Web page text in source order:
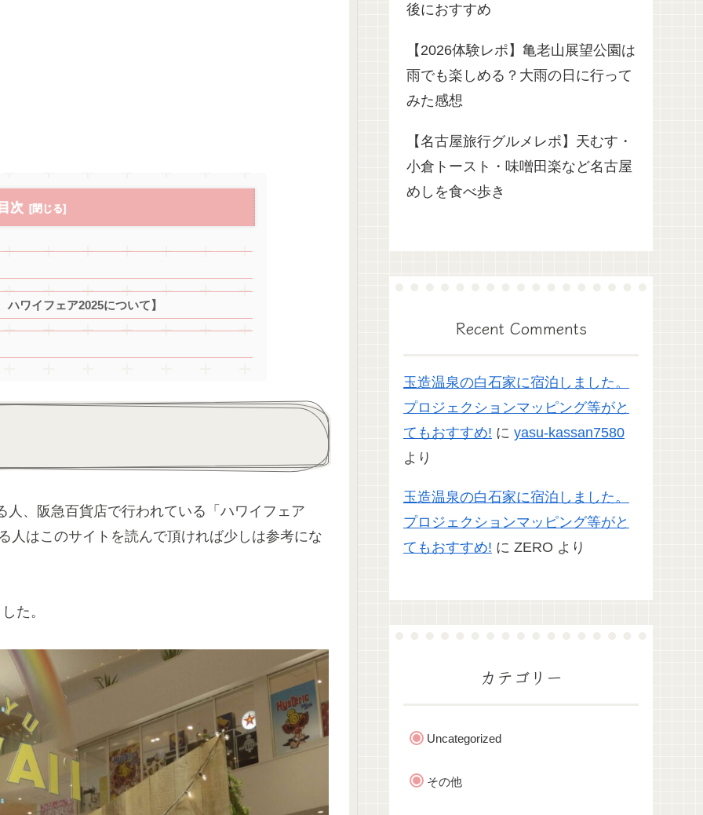
次
ワイフェア2025について】
、阪急百貨店で行われている「ハワイフェア
人はこのサイトを読んで頂ければ少しは参考にな
た。
後におすすめ
【2026体験レポ】亀老山展望公園は
雨でも楽しめる？大雨の日に行って
みた感想
【名古屋旅行グルメレポ】天むす・
小倉トースト・味噌田楽など名古屋
めしを食べ歩き
Recent Comments
玉造温泉の白石家に宿泊しました。
プロジェクションマッピング等がと
てもおすすめ! に yasu-kassan7580
より
玉造温泉の白石家に宿泊しました。
プロジェクションマッピング等がと
てもおすすめ! に ZERO より
カテゴリー
Uncategorized
その他